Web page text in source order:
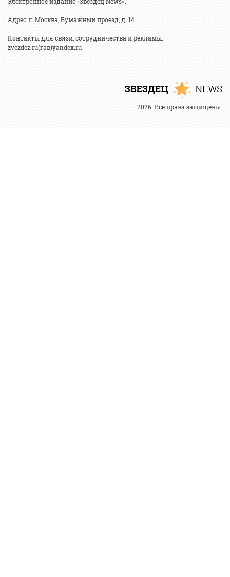
Адрес: г. Москва, Бумажный проезд, д. 14
Контакты для связи, сотрудничества и рекламы:
zvezdez.ru(гав)yandex.ru
2026. Все права защищены.